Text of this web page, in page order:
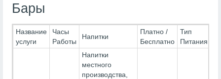
Бары
Название
услуги
Часы
Работы
Напитки
Платно /
Бесплатно
Тип
Питания
Напитки
местного
производства,